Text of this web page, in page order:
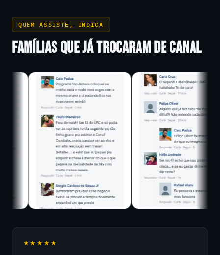
QUEM ASSISTE, INDICA
FAMÍLIAS QUE JÁ TROCARAM DE CANAL
★★★★★